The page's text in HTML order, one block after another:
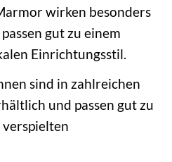
wirken besonders
gut zu einem
Einrichtungsstil.
sind in zahlreichen
und passen gut zu